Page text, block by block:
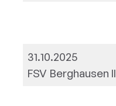
31.10.2025
FSV Berghausen II